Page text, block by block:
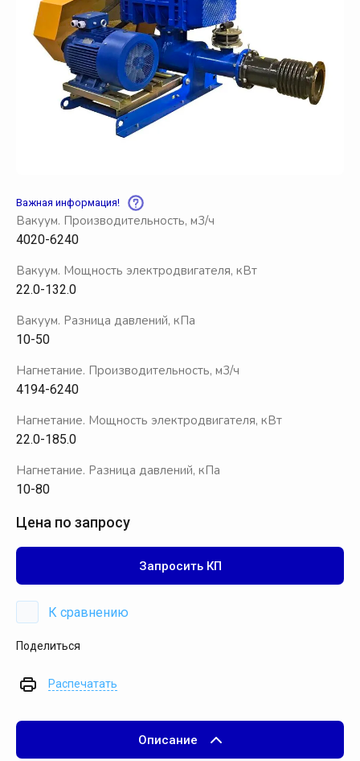
Важная информация!
Вакуум. Производительность, м3/ч
4020-6240
Вакуум. Мощность электродвигателя, кВт
22.0-132.0
Вакуум. Разница давлений, кПа
10-50
Нагнетание. Производительность, м3/ч
4194-6240
Нагнетание. Мощность электродвигателя, кВт
22.0-185.0
Нагнетание. Разница давлений, кПа
10-80
Цена по запросу
Запросить КП
К сравнению
Поделиться
Распечатать
Описание